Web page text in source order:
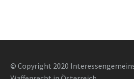
© Copyright 2020